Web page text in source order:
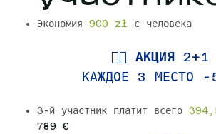
Экономия 900 zł с человека
👉🏼 АКЦИЯ2+1
КАЖДОЕ 3 МЕСТО -
3-й участник платит всего
789 €